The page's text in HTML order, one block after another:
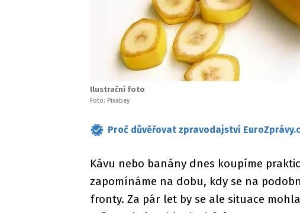
Ilustrační foto
Foto: Pixabay
Proč důvěřovat zpravodajství
Kávu nebo banány dnes koupíme
zapomínáme na dobu, kdy se na
fronty. Za pár let by se ale situace